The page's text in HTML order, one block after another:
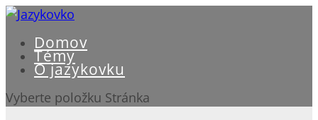
Domov
Témy
O jazykovku
Vyberte položku Stránka